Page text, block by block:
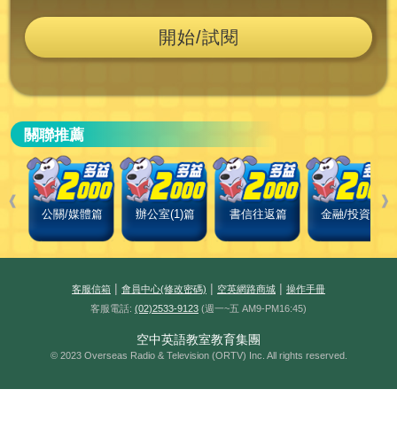
開始/試閱
關聯推薦
❰ ❱
公關/媒體篇 辦公室(1)篇 書信往返篇 金融/投資篇
客服信箱 | 會員中心(修改密碼) | 空英網路商城 | 操作手冊
客服電話: (02)2533-9123 (週一~五 AM9-PM16:45)
空中英語教室教育集團
© 2023 Overseas Radio & Television (ORTV) Inc. All rights reserved.